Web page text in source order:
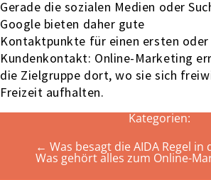
Gerade die sozialen Medien oder
Google bieten daher gute
Kontaktpunkte für einen ersten
Kundenkontakt: Online-Marketing
die Zielgruppe dort, wo sie sich
Freizeit aufhalten.
Kategorien:
← Was besagt die AIDA Regel in
Was gehört alles zum Online-